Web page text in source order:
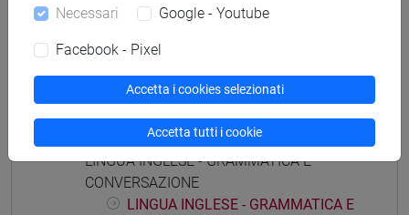
A-La
Lb-Z
LINGUA INGLESE - ESERCITAZIONI
LINGUA INGLESE - ESERCITAZIONI B
LINGUA INGLESE - GRAMMATICA E
CONVERSAZIONE
LINGUA INGLESE - GRAMMATICA E
Necessari Google - Youtube
Facebook - Pixel
Accetta i cookies selezionati
Accetta tutti i cookie